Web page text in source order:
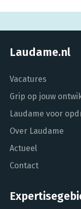
Laudame.nl
Vacatures
Grip op jouw
Laudame voor
Over Laudame
Actueel
Contact